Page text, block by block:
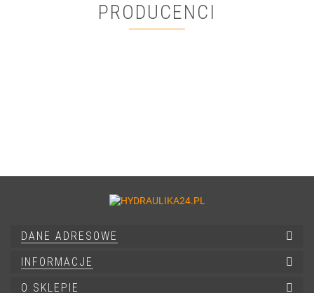
PRODUCENCI
DANE ADRESOWE
INFORMACJE
O SKLEPIE